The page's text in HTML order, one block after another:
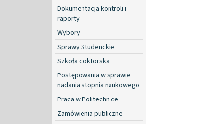
Dokumentacja kontroli i
raporty
Wybory
Sprawy Studenckie
Szkoła doktorska
Postępowania w sprawie
nadania stopnia naukowego
Praca w Politechnice
Zamówienia publiczne